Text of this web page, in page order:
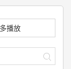
播放